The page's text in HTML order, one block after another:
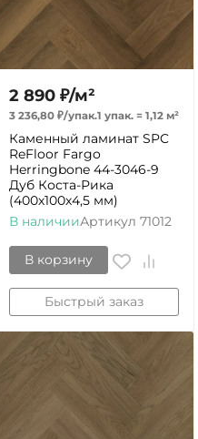
2 890 ₽/м²
3 236,80 ₽/упак.1 упак. = 1,12 м²
Каменный ламинат SPC
ReFloor Fargo
Herringbone 44-3046-9
Дуб Коста-Рика
(400х100х4,5 мм)
В наличииАртикул 71012
В корзину
Быстрый заказ